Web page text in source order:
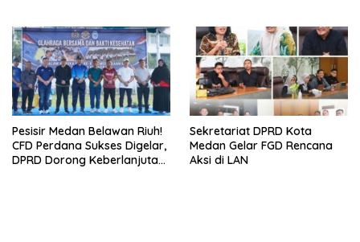
Pesisir Medan Belawan Riuh!
CFD Perdana Sukses Digelar,
DPRD Dorong Keberlanjutan
Sekretariat DPRD Kota
Medan Gelar FGD Rencana
Aksi di LAN